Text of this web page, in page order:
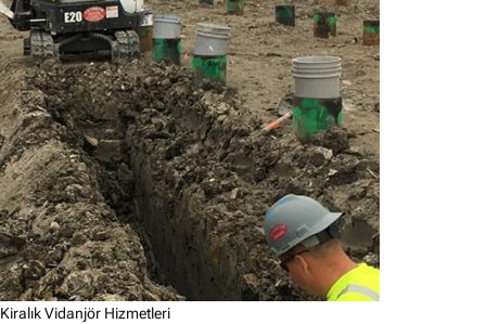
Kiralık Vidanjör Hizmetleri